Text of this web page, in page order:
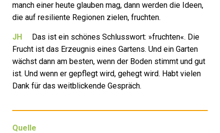
manch einer heute glauben mag, dann werden die Ideen,
die auf resiliente Regionen zielen, fruchten.
JH Das ist ein schönes Schlusswort: »fruchten«. Die
Frucht ist das Erzeugnis eines Gartens. Und ein Garten
wächst dann am besten, wenn der Boden stimmt und gut
ist. Und wenn er gepflegt wird, gehegt wird. Habt vielen
Dank für das weitblickende Gespräch.
Quelle